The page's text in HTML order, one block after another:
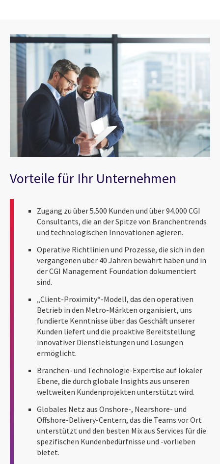
Vorteile für Ihr Unternehmen
Zugang zu über 5.500 Kunden und über 94.000 CGI
Consultants, die an der Spitze von Branchentrends
und technologischen Innovationen agieren.
Operative Richtlinien und Prozesse, die sich in den
vergangenen über 40 Jahren bewährt haben und in
der CGI Management Foundation dokumentiert
sind.
„Client-Proximity“-Modell, das den operativen
Betrieb in den Metro-Märkten organisiert, uns
fundierte Kenntnisse über das Geschäft unserer
Kunden liefert und die proaktive Bereitstellung
innovativer Dienstleistungen und Lösungen
ermöglicht.
Branchen- und Technologie-Expertise auf lokaler
Ebene, die durch globale Insights aus unseren
weltweiten Kundenprojekten unterstützt wird.
Globales Netz aus Onshore-, Nearshore- und
Offshore-Delivery-Centern, das die Teams vor Ort
unterstützt und den besten Mix aus Services für die
spezifischen Kundenbedürfnisse und -vorlieben
bietet.